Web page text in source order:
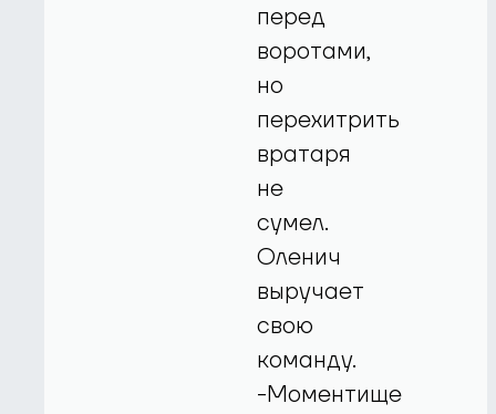
перед
воротами,
но
перехитрить
вратаря
не
сумел.
Оленич
выручает
свою
команду.
-Моментище